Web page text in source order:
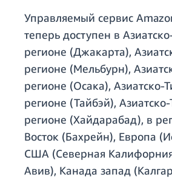
Управляемый сервис
теперь доступен в
регионе (Джакарта),
регионе (Мельбурн),
регионе (Осака), Азиатско-
регионе (Тайбэй),
регионе (Хайдарабад), в
Восток (Бахрейн), Европа
США (Северная
Авив), Канада запад